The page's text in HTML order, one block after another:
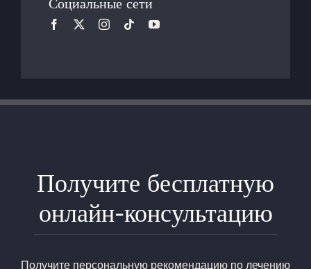
Получите бесплатную
онлайн-консультацию
Получите персональную рекомендацию по лечению